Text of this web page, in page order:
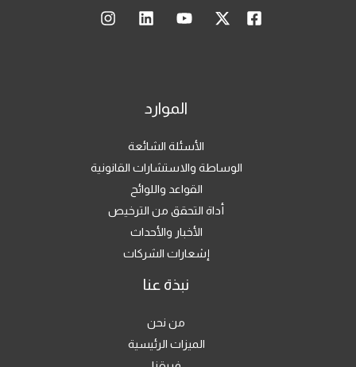
الموارد
الأسئلة الشائعة
الوساطة والاستشارات القانونية
القواعد واللوائح
أداة التحقق من الترخيص
الأخبار والأحداث
إشعارات الشركات
نبذة عنا
من نحن
الميزات الرئيسية